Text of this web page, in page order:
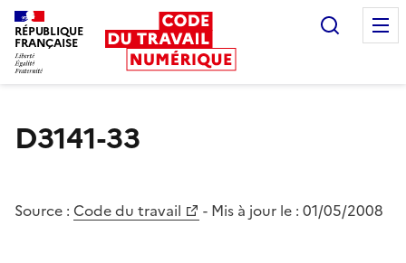
RÉPUBLIQUE
FRANÇAISE
D3141-33
Source : Code du travail - Mis à jour le : 01/05/2008